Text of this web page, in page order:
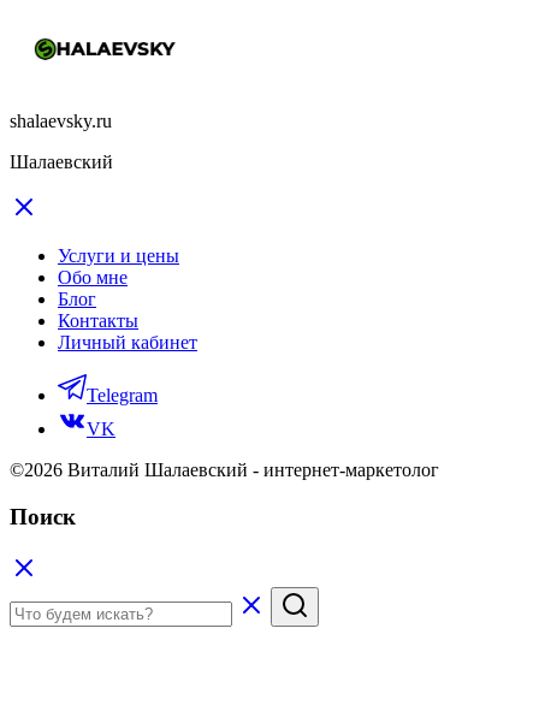
shalaevsky.ru
Шалаевский
Услуги и цены
Обо мне
Блог
Контакты
Личный кабинет
Telegram
VK
©2026 Виталий Шалаевский - интернет-маркетолог
Поиск